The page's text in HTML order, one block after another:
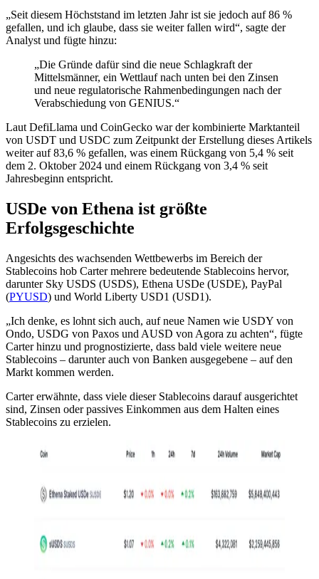
„Seit diesem Höchststand im letzten Jahr ist sie jedoch auf 86 %
gefallen, und ich glaube, dass sie weiter fallen wird“, sagte der
Analyst und fügte hinzu:
„Die Gründe dafür sind die neue Schlagkraft der
Mittelsmänner, ein Wettlauf nach unten bei den Zinsen
und neue regulatorische Rahmenbedingungen nach der
Verabschiedung von GENIUS.“
Laut DefiLlama und CoinGecko war der kombinierte Marktanteil
von USDT und USDC zum Zeitpunkt der Erstellung dieses Artikels
weiter auf 83,6 % gefallen, was einem Rückgang von 5,4 % seit
dem 2. Oktober 2024 und einem Rückgang von 3,4 % seit
Jahresbeginn entspricht.
USDe von Ethena ist größte
Erfolgsgeschichte
Angesichts des wachsenden Wettbewerbs im Bereich der
Stablecoins hob Carter mehrere bedeutende Stablecoins hervor,
darunter Sky USDS (USDS), Ethena USDe (USDE), PayPal
(PYUSD) und World Liberty USD1 (USD1).
„Ich denke, es lohnt sich auch, auf neue Namen wie USDY von
Ondo, USDG von Paxos und AUSD von Agora zu achten“, fügte
Carter hinzu und prognostizierte, dass bald viele weitere neue
Stablecoins – darunter auch von Banken ausgegebene – auf den
Markt kommen werden.
Carter erwähnte, dass viele dieser Stablecoins darauf ausgerichtet
sind, Zinsen oder passives Einkommen aus dem Halten eines
Stablecoins zu erzielen.